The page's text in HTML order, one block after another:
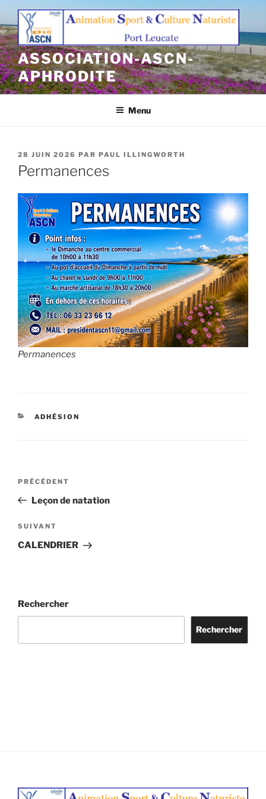
Aller
contenu
principal
ASSOCIATION-ASCN-
APHRODITE
Menu
PUBLIÉ
LE
28 JUIN 2026 PAR PAUL ILLINGWORTH
Permanences
Permanences
CATÉGORIES
ADHÉSION
Navigation
l’article
Article
précédent
PRÉCÉDENT
Leçon de natation
Article
suivant
SUIVANT
CALENDRIER
Rechercher
Rechercher